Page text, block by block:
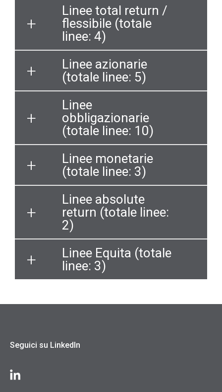
Linee total return /
flessibile (totale
linee: 4)
Linee azionarie
(totale linee: 5)
Linee
obbligazionarie
(totale linee: 10)
Linee monetarie
(totale linee: 3)
Linee absolute
return (totale linee:
2)
Linee Equita (totale
linee: 3)
Seguici su LinkedIn